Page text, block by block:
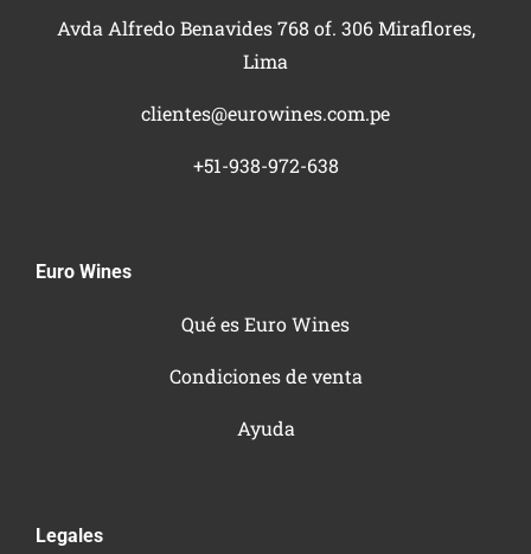
Avda Alfredo Benavides 768 of. 306 Miraflores,
Lima
clientes@eurowines.com.pe
+51-938-972-638
Euro Wines
Qué es Euro Wines
Condiciones de venta
Ayuda
Legales